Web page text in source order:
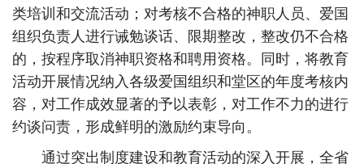
类培训和交流活动；对考核不合格的神职人员、爱国
组织负责人进行诫勉谈话、限期整改，整改仍不合格
的，按程序取消神职资格和聘用资格。同时，将教育
活动开展情况纳入各级爱国组织和堂区的年度考核内
容，对工作成效显著的予以表彰，对工作不力的进行
约谈问责，形成鲜明的激励约束导向。
通过突出制度建设和教育活动的深入开展，全省